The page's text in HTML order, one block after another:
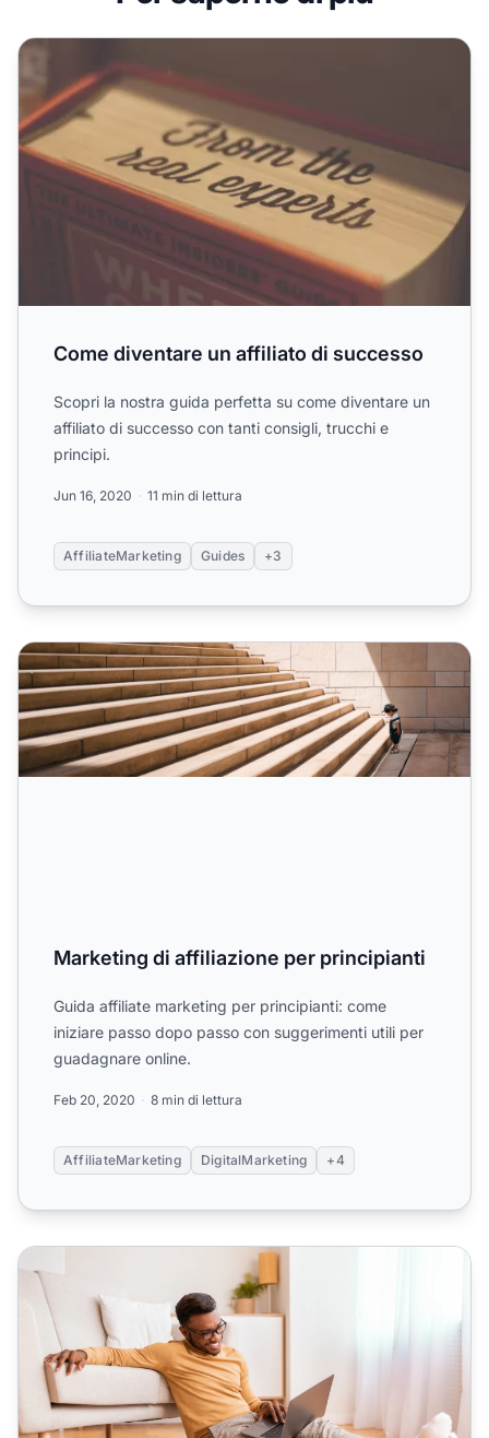
Come diventare un affiliato di successo
Come diventare un affiliato di successo
Scopri la nostra guida perfetta su come diventare un
affiliato di successo con tanti consigli, trucchi e
principi.
Jun 16, 2020 11 min di lettura
AffiliateMarketing Guides +3
Marketing di affiliazione per principianti
Marketing di affiliazione per principianti
Guida affiliate marketing per principianti: come
iniziare passo dopo passo con suggerimenti utili per
guadagnare online.
Feb 20, 2020 8 min di lettura
AffiliateMarketing DigitalMarketing +4
Marketing di Affiliazione: Definizione e Guida per Iniziare